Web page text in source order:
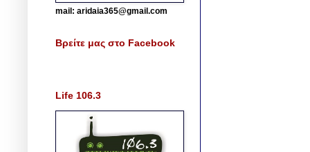
mail: aridaia365@gmail.com
Βρείτε μας στο Facebook
Life 106.3